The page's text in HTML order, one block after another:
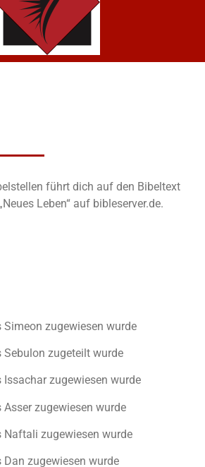
führt dich auf den Bibeltext
Leben“ auf bibleserver.de.
Simeon zugewiesen wurde
Sebulon zugeteilt wurde
Issachar zugewiesen wurde
Asser zugewiesen wurde
Naftali zugewiesen wurde
Dan zugewiesen wurde